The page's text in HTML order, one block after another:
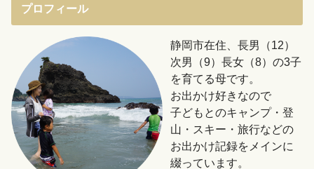
プロフィール
静岡市在住、長男（12）
次男（9）長女（8）の3子
を育てる母です。
お出かけ好きなので
子どもとのキャンプ・登
山・スキー・旅行などの
お出かけ記録をメインに
綴っています。